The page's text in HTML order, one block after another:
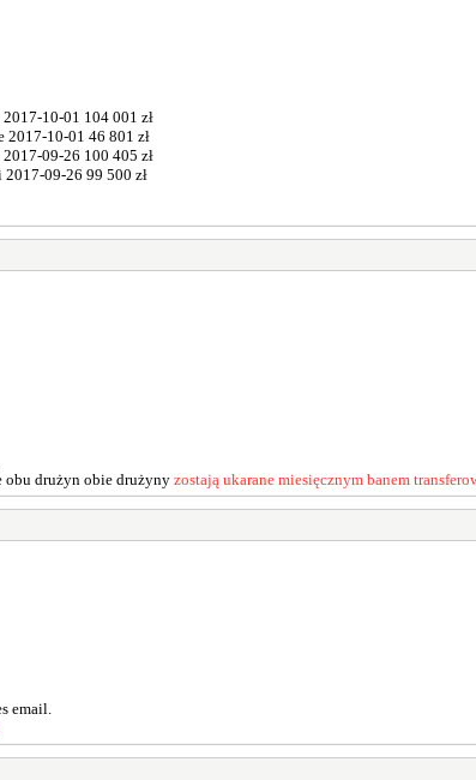
10-01 104 001 zł
2017-10-01 46 801 zł
09-26 100 405 zł
2017-09-26 99 500 zł
obu drużyn obie drużyny zostają ukarane miesięcznym banem
email.